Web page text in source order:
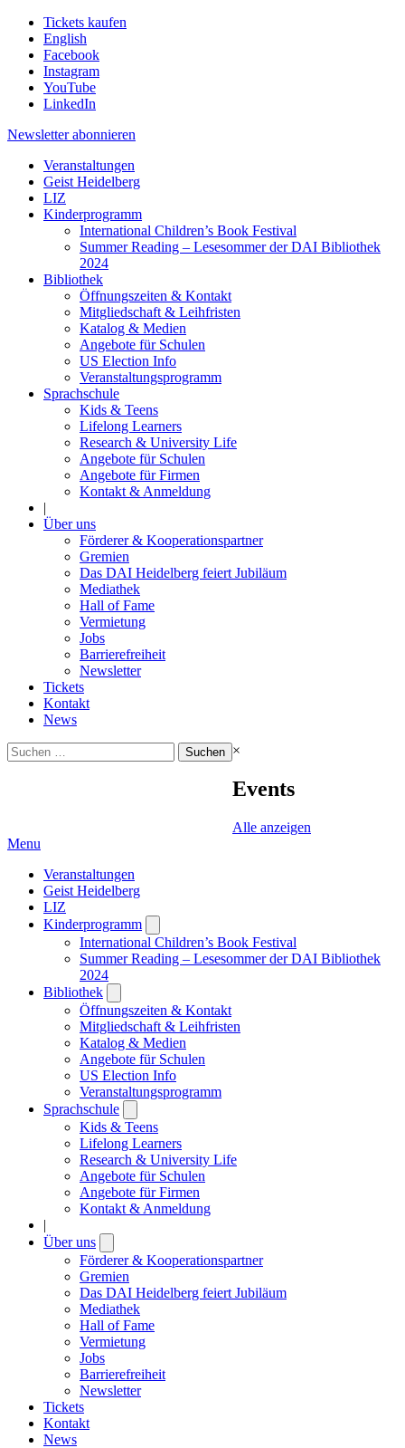
Tickets kaufen
English
Facebook
Instagram
YouTube
LinkedIn
Newsletter abonnieren
Veranstaltungen
Geist Heidelberg
LIZ
Kinderprogramm
International Children’s Book Festival
Summer Reading – Lesesommer der DAI Bibliothek
2024
Bibliothek
Öffnungszeiten & Kontakt
Mitgliedschaft & Leihfristen
Katalog & Medien
Angebote für Schulen
US Election Info
Veranstaltungsprogramm
Sprachschule
Kids & Teens
Lifelong Learners
Research & University Life
Angebote für Schulen
Angebote für Firmen
Kontakt & Anmeldung
|
Über uns
Förderer & Kooperationspartner
Gremien
Das DAI Heidelberg feiert Jubiläum
Mediathek
Hall of Fame
Vermietung
Jobs
Barrierefreiheit
Newsletter
Tickets
Kontakt
News
Suchen
nach:
×
Events
Alle anzeigen
Menu
Veranstaltungen
Geist Heidelberg
LIZ
Kinderprogramm
submenu
International Children’s Book Festival
Summer Reading – Lesesommer der DAI Bibliothek
2024
Bibliothek
submenu
Öffnungszeiten & Kontakt
Mitgliedschaft & Leihfristen
Katalog & Medien
Angebote für Schulen
US Election Info
Veranstaltungsprogramm
Sprachschule
submenu
Kids & Teens
Lifelong Learners
Research & University Life
Angebote für Schulen
Angebote für Firmen
Kontakt & Anmeldung
|
Über uns
submenu
Förderer & Kooperationspartner
Gremien
Das DAI Heidelberg feiert Jubiläum
Mediathek
Hall of Fame
Vermietung
Jobs
Barrierefreiheit
Newsletter
Tickets
Kontakt
News